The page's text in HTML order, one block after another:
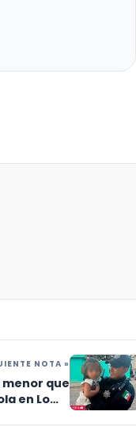
NOTA »
menor que
en Loma